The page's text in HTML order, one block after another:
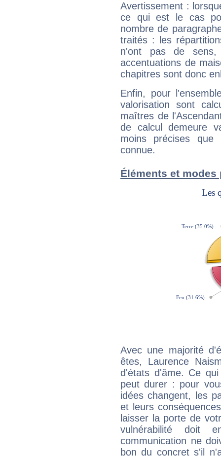
Avertissement :
ce qui est le cas
nombre de
traités : les
n'ont pas de sens,
accentuations de
chapitres sont donc
Enfin, pour
valorisation sont
maîtres de
de calcul demeure
moins précises que
connue.
Éléments et
Avec une majorité
êtes, Laurence
d'états d'âme. Ce
peut durer : pour
idées changent, les
et leurs
laisser la porte de
vulnérabilité doit
communication ne
bon du concret s'il